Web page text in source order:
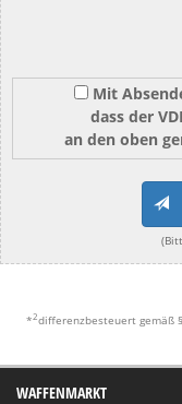
Mit
dass der
an den oben
*2differenzbesteuert gemäß
WAFFENMARKT